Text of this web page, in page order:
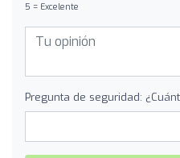
5 = Excelente
Pregunta de seguridad: